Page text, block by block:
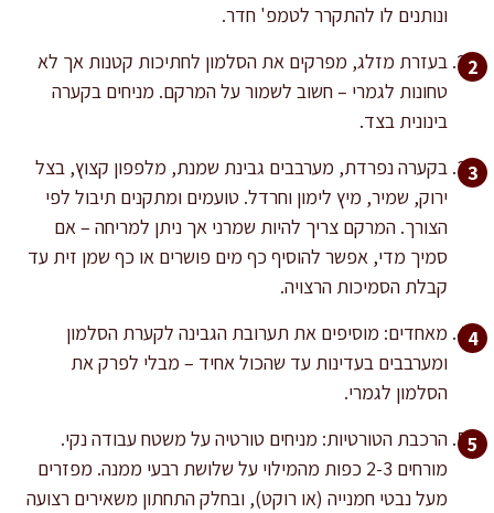
ונותנים לו להתקרר לטמפ' חדר.
בעזרת מזלג, מפרקים את הסלמון לחתיכות קטנות אך לא
טחונות לגמרי – חשוב לשמור על המרקם. מניחים בקערה
בינונית בצד.
בקערה נפרדת, מערבבים גבינת שמנת, מלפפון קצוץ, בצל
ירוק, שמיר, מיץ לימון וחרדל. טועמים ומתקנים תיבול לפי
הצורך. המרקם צריך להיות שמרני אך ניתן למריחה – אם
סמיך מדי, אפשר להוסיף כף מים פושרים או כף שמן זית עד
קבלת הסמיכות הרצויה.
מאחדים: מוסיפים את תערובת הגבינה לקערת הסלמון
ומערבבים בעדינות עד שהכול אחיד – מבלי לפרק את
הסלמון לגמרי.
הרכבת הטורטיות: מניחים טורטיה על משטח עבודה נקי.
מורחים 2-3 כפות מהמילוי על שלושת רבעי ממנה. מפזרים
מעל נבטי חמנייה (או רוקט), ובחלק התחתון משאירים רצועה